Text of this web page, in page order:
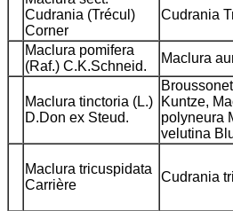
Cudrania (Trécul)
Corner
Cudrania
Maclura pomifera
(Raf.) C.K.Schneid.
Maclura
Maclura tinctoria (L.)
D.Don ex Steud.
Kuntze,
polyneura
velutina
Maclura tricuspidata
Carrière
Cudrania